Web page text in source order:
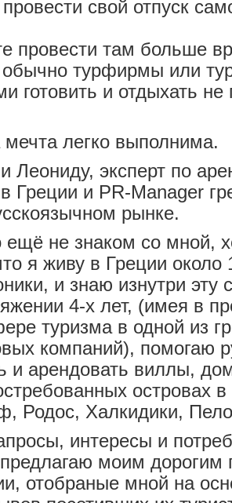
свой отпуск
провести там больше
обычно турфирмы или
готовить и отдыхать
мечта легко выполнима.
Леониду, эксперт по
Греции и PR-Manager
рынке.
ещё не знаком со мной,
я живу в Греции около
и знаю изнутри эту
4-х лет, (имея в
туризма в одной из
компаний), помогаю
и арендовать виллы,
островах
Родос, Халкидики,
интересы и
моим дорогим
отобраные мной на